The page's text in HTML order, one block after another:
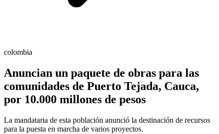
colombia
Anuncian un paquete de obras para las
comunidades de Puerto Tejada, Cauca,
por 10.000 millones de pesos
La mandataria de esta población anunció la destinación de recursos
para la puesta en marcha de varios proyectos.